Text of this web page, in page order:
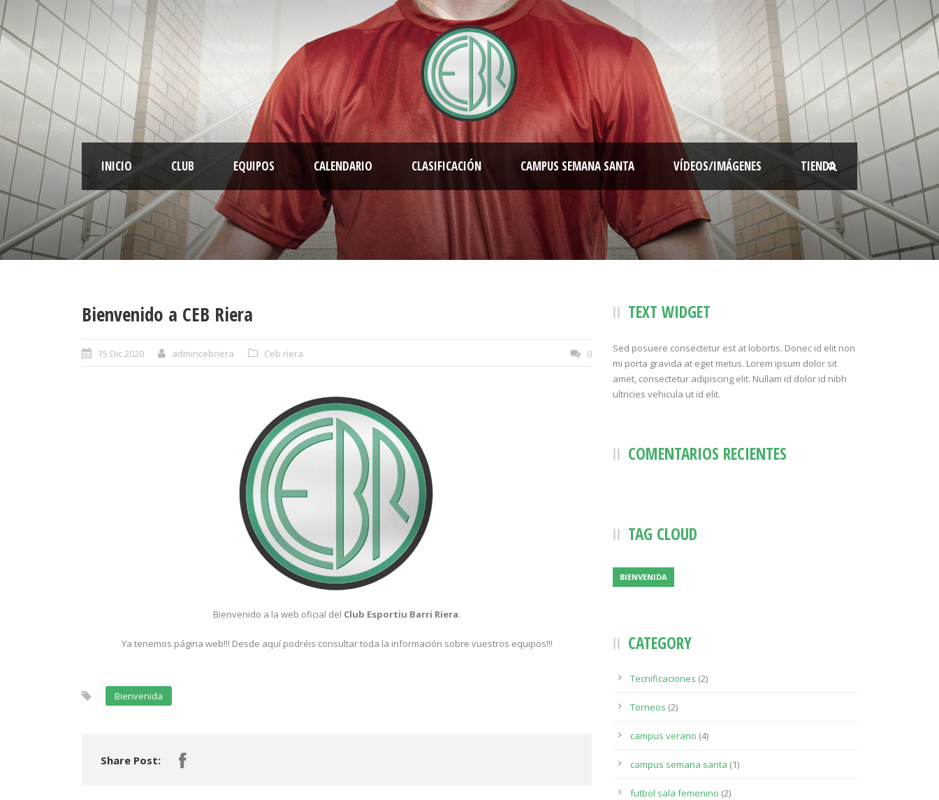
INICIO CLUB EQUIPOS CALENDARIO CLASIFICACIÓN CAMPUS SEMANA SANTA VÍDEOS/IMÁGENES TIENDA
Bienvenido a CEB Riera
15 Dic 2020 admincebriera Ceb riera 0
Bienvenido a la web oficial del Club Esportiu Barri Riera.
Ya tenemos página web!!! Desde aquí podréis consultar toda la información sobre vuestros equipos!!!
Bienvenida
Share Post:
TEXT WIDGET
Sed posuere consectetur est at lobortis. Donec id elit non
mi porta gravida at eget metus. Lorem ipsum dolor sit
amet, consectetur adipiscing elit. Nullam id dolor id nibh
ultricies vehicula ut id elit.
COMENTARIOS RECIENTES
TAG CLOUD
BIENVENIDA
CATEGORY
Tecnificaciones (2)
Torneos (2)
campus verano (4)
campus semana santa (1)
futbol sala femenino (2)